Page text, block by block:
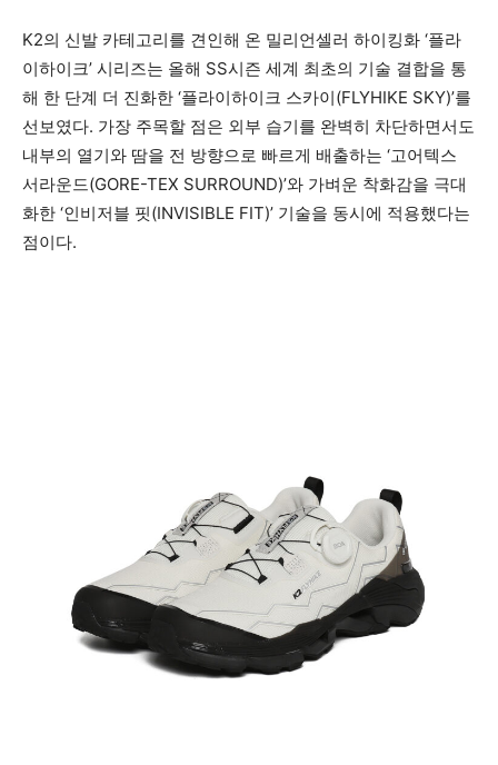
K2의 신발 카테고리를 견인해 온 밀리언셀러 하이킹화 ‘플라
이하이크’ 시리즈는 올해 SS시즌 세계 최초의 기술 결합을 통
해 한 단계 더 진화한 ‘플라이하이크 스카이(FLYHIKE SKY)’를
선보였다. 가장 주목할 점은 외부 습기를 완벽히 차단하면서도
내부의 열기와 땀을 전 방향으로 빠르게 배출하는 ‘고어텍스
서라운드(GORE-TEX SURROUND)’와 가벼운 착화감을 극대
화한 ‘인비저블 핏(INVISIBLE FIT)’ 기술을 동시에 적용했다는
점이다.